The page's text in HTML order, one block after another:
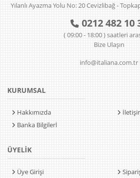
Yılanlı Ayazma Yolu No: 20 Cevizlibağ -
0212 482 10
( 09:00 - 18:00 ) saatleri
Bize Ulaşın
info@italiana.com.tr
KURUMSAL
Hakkımızda
Banka Bilgilerİ
ÜYELİK
Üye Girişi